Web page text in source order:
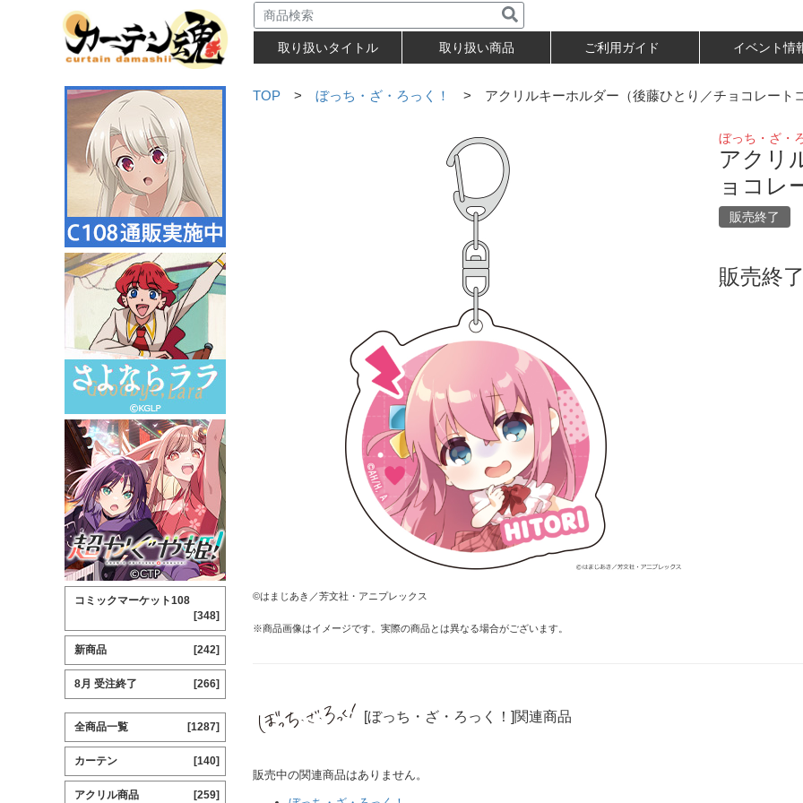
取り扱いタイトル 取り扱い商品 ご利用ガイド イベント情
TOP > ぼっち・ざ・ろっく！ > アクリルキーホルダー（後藤ひとり／チョコレート
©はまじあき／芳文社・アニプレックス
※商品画像はイメージです。実際の商品とは異なる場合がございます。
ぼっち・ざ・
アクリ
ョコレ
販売終了
販売終
[ぼっち・ざ・ろっく！]関連商品
販売中の関連商品はありません。
コミックマーケット108
[348]
新商品 [242]
8月 受注終了 [266]
全商品一覧 [1287]
カーテン [140]
アクリル商品 [259]